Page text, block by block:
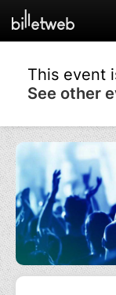
This event
See other